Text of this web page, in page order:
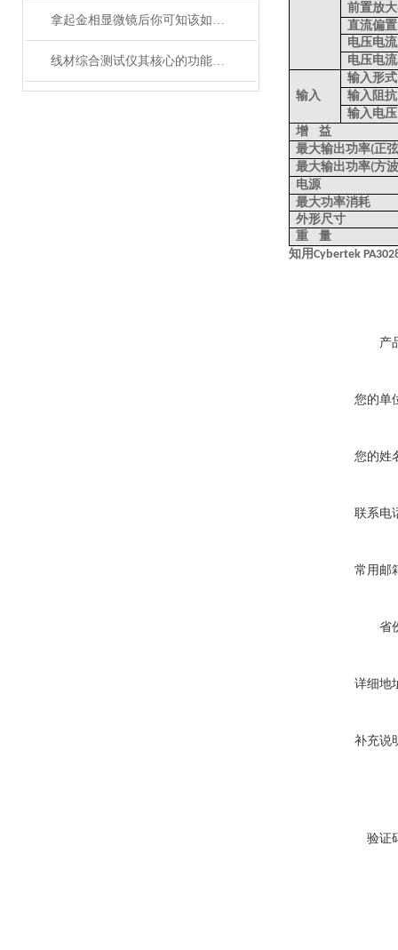
拿起金相显微镜后你可知该如何使用呢？
线材综合测试仪其核心的功能是什么呢？
前置放
直流偏置
电压电
电压电
输入
输入形式
输入阻抗
输入电压
增
益
最大输出功率(正
最大输出功率(方波
电源
最大功率消耗
外形尺寸
重
量
知用Cybertek PA30
产
您的单
您的姓
联系电
常用邮
省
详细地
补充说
验证